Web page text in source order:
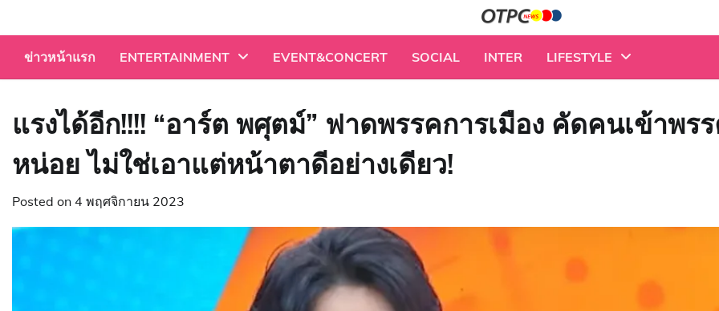
content
ข่าวหน้าแรก ENTERTAINMENT EVENT&CONCERT SOCIAL INTER LIFESTYLE
แรงได้อีก!!!! “อาร์ต พศุตม์” ฟาดพรรคการเมือง คัดคนเข้าพร
หน่อย ไม่ใช่เอาแต่หน้าตาดีอย่างเดียว!
Posted on 4 พฤศจิกายน 2023